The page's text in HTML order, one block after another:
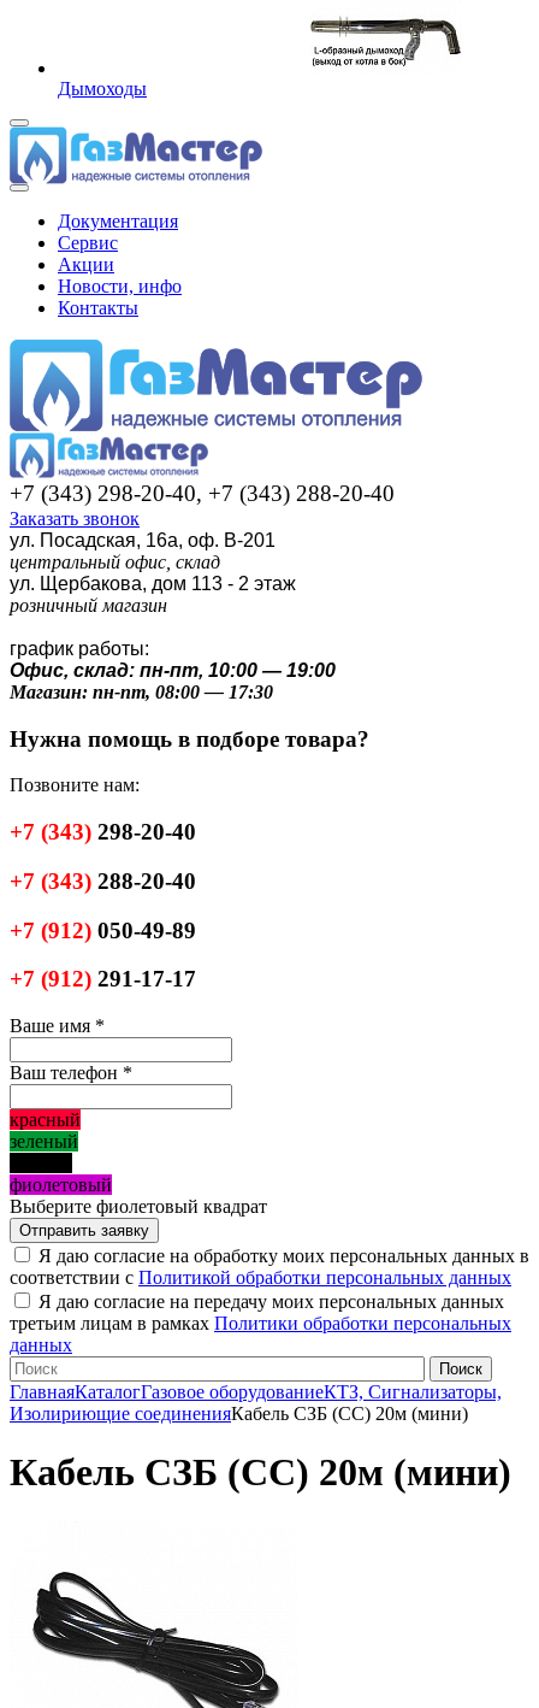
Дымоходы
Документация
Сервис
Акции
Новости, инфо
Контакты
+7 (343) 298-20-40, +7 (343) 288-20-40
Заказать звонок
ул. Посадская, 16а, оф. В-201
центральный офис, склад
ул. Щербакова, дом 113 - 2 этаж
розничный магазин
график работы:
Офис, склад: пн-пт, 10:00 — 19:00
Магазин: пн-пт, 08:00 — 17:30
Нужна помощь в подборе товара?
Позвоните нам:
+7 (343) 298-20-40
+7 (343) 288-20-40
+7 (912) 050-49-89
+7 (912) 291-17-17
Ваше имя *
Ваш телефон *
красный
зеленый
фиолетовый
Выберите фиолетовый квадрат
Я даю согласие на обработку моих персональных данных в
соответствии с Политикой обработки персональных данных
Я даю согласие на передачу моих персональных данных
третьим лицам в рамках Политики обработки персональных
данных
ГлавнаяКаталогГазовое оборудованиеКТЗ, Сигнализаторы,
Изолириющие соединенияКабель СЗБ (СС) 20м (мини)
Кабель СЗБ (СС) 20м (мини)